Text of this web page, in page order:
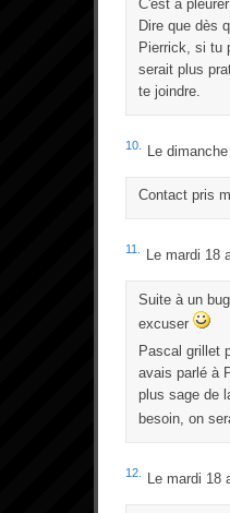
C'est à
Dire que dès
Pierrick, si tu
serait plus
te joindre.
10. Le
Contact pris
11. Le mardi 18
Suite à un
excuser
Pascal grillet
avais parlé à
plus sage de
besoin, on
12. Le mardi 18